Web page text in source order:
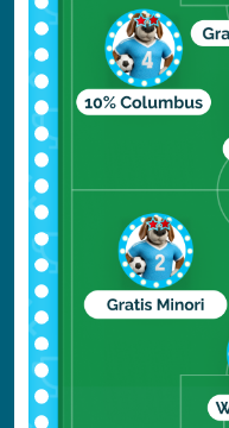
Per quanto
Columbus
pagamento
ricovero
(visite mediche o
esempio), invece,
costo di queste
successivamente
verifica delle
rientro del suo
necessario